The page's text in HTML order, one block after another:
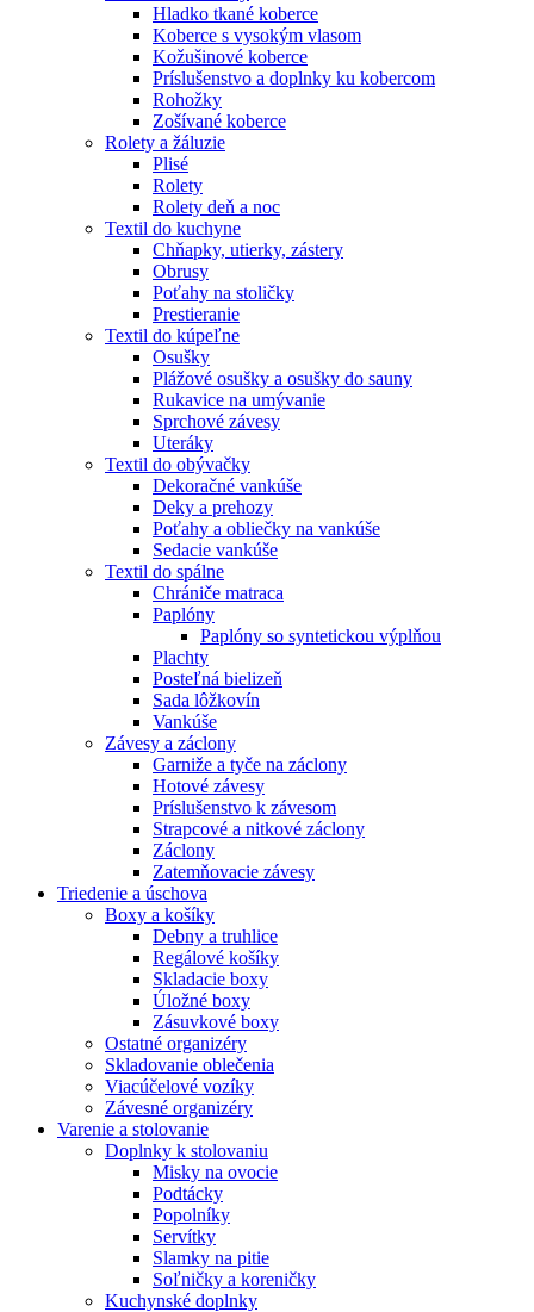
Hladko tkané koberce
Koberce s vysokým vlasom
Kožušinové koberce
Príslušenstvo a doplnky ku kobercom
Rohožky
Zošívané koberce
Rolety a žáluzie
Plisé
Rolety
Rolety deň a noc
Textil do kuchyne
Chňapky, utierky, zástery
Obrusy
Poťahy na stoličky
Prestieranie
Textil do kúpeľne
Osušky
Plážové osušky a osušky do sauny
Rukavice na umývanie
Sprchové závesy
Uteráky
Textil do obývačky
Dekoračné vankúše
Deky a prehozy
Poťahy a obliečky na vankúše
Sedacie vankúše
Textil do spálne
Chrániče matraca
Paplóny
Paplóny so syntetickou výplňou
Plachty
Posteľná bielizeň
Sada lôžkovín
Vankúše
Závesy a záclony
Garniže a tyče na záclony
Hotové závesy
Príslušenstvo k závesom
Strapcové a nitkové záclony
Záclony
Zatemňovacie závesy
Triedenie a úschova
Boxy a košíky
Debny a truhlice
Regálové košíky
Skladacie boxy
Úložné boxy
Zásuvkové boxy
Ostatné organizéry
Skladovanie oblečenia
Viacúčelové vozíky
Závesné organizéry
Varenie a stolovanie
Doplnky k stolovaniu
Misky na ovocie
Podtácky
Popolníky
Servítky
Slamky na pitie
Soľničky a koreničky
Kuchynské doplnky